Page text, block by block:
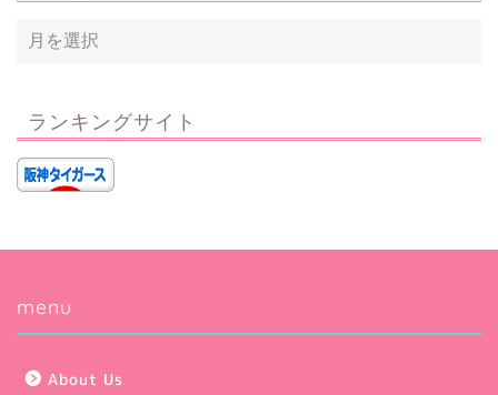
ランキングサイト
menu
About Us
About Us